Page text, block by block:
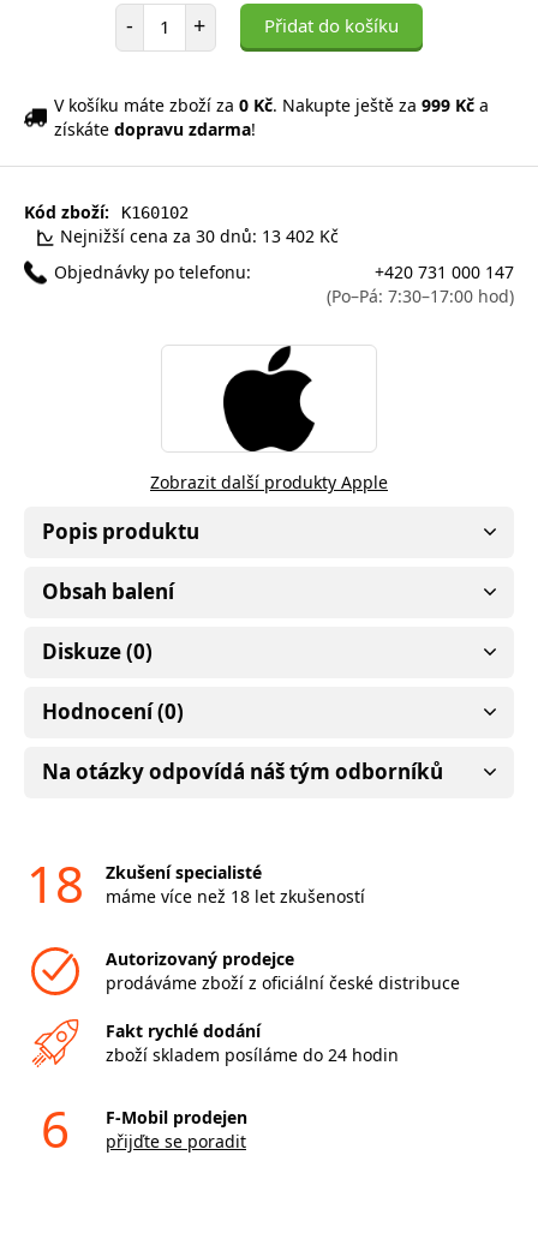
- Počet položek
+ Přidat do košíku
V košíku máte zboží za 0 Kč. Nakupte ještě za 999 Kč a
získáte dopravu zdarma!
Kód zboží: K160102
Nejnižší cena za 30 dnů: 13 402 Kč
Objednávky po telefonu:
+420 731 000 147
(Po–Pá: 7:30–17:00 hod)
Zobrazit další produkty Apple
Popis produktu
Obsah balení
Diskuze (0)
Hodnocení (0)
Na otázky odpovídá náš tým odborníků
18
Zkušení specialisté
máme více než 18 let zkušeností
Autorizovaný prodejce
prodáváme zboží z oficiální české distribuce
Fakt rychlé dodání
zboží skladem posíláme do 24 hodin
6
F-Mobil prodejen
přijďte se poradit